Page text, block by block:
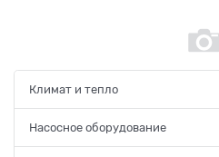
Климат и тепло
Насосное оборудование